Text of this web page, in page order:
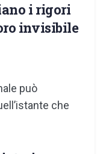
i rigori
invisibile
può
che